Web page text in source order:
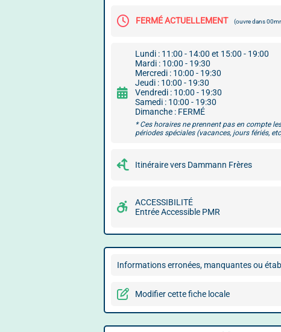
FERMÉ ACTUELLEMENT (ouvre dans
Lundi : 11:00 - 14:00 et 15:00 - 19:00
Mardi : 10:00 - 19:30
Mercredi : 10:00 - 19:30
Jeudi : 10:00 - 19:30
Vendredi : 10:00 - 19:30
Samedi : 10:00 - 19:30
Dimanche : FERMÉ
* Ces horaires ne prennent pas en compte les
périodes spéciales (vacances, jours fériés,
Itinéraire vers Dammann Frères
ACCESSIBILITÉ
Entrée Accessible PMR
Informations erronées, manquantes ou
Modifier cette fiche locale